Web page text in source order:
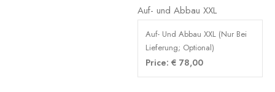
Auf- und Abbau XXL
Auf- Und Abbau XXL (Nur Bei
Lieferung; Optional)
Price: € 78,00